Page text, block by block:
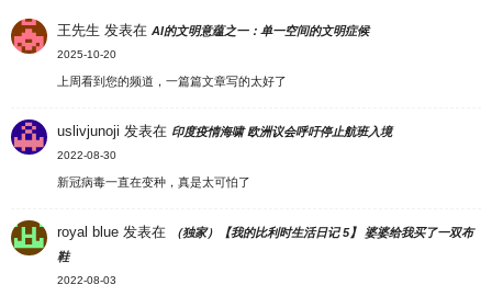
王先生 发表在AI的文明意蕴之一：单一空间的文明症候
2025-10-20
上周看到您的频道，一篇篇文章写的太好了
uslivjunoji 发表在 印度疫情海啸 欧洲议会呼吁停止航班入境
2022-08-30
新冠病毒一直在变种，真是太可怕了
royal blue 发表在
（独家）【我的比利时生活日记 5】 婆婆给我买了一双布
鞋
2022-08-03